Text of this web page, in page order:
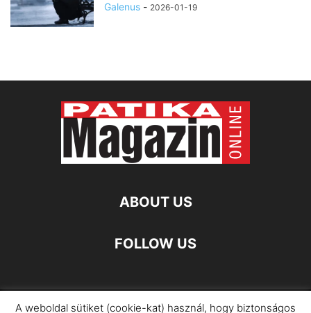
Galenus - 2026-01-19
ABOUT US
FOLLOW US
Impresszum Adatkezelési Információ
A weboldal sütiket (cookie-kat) használ, hogy biztonságos